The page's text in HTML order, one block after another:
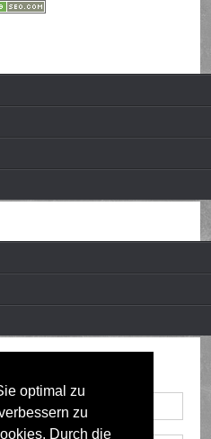
optimal zu
zu
Durch die